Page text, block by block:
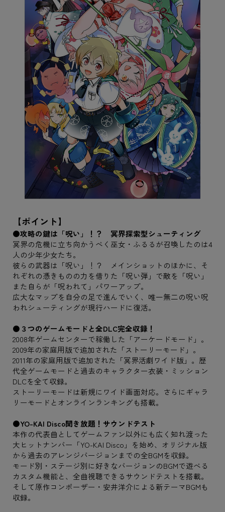
【ポイント】
●攻略の鍵は「呪い」！？ 冥界探索型シューティング
冥界の危機に立ち向かうべく巫女・ふるるが召喚したのは4
人の少年少女たち。
彼らの武器は「呪い」！？ メインショットのほかに、そ
れぞれの憑きものの力を借りた「呪い弾」で敵を「呪い」
また自らが「呪われて」パワーアップ。
広大なマップを自分の足で進んでいく、唯一無二の呪い呪
われシューティングが現行ハードに復活。
●３つのゲームモードと全DLC完全収録！
2008年ゲームセンターで稼働した「アーケードモード」。
2009年の家庭用版で追加された「ストーリーモード」。
2011年の家庭用版で追加された「冥界活劇ワイド版」。歴
代全ゲームモードと過去のキャラクター衣装・ミッション
DLCを全て収録。
ストーリーモードは新規にワイド画面対応。さらにギャラ
リーモードとオンラインランキングも搭載。
●YO-KAI Disco聞き放題！サウンドテスト
本作の代表曲としてゲームファン以外にも広く知れ渡った
大ヒットナンバー「YO-KAI Disco」を始め、オリジナル版
から過去のアレンジバージョンまでの全BGMを収録。
モード別・ステージ別に好きなバージョンのBGMで遊べる
カスタム機能と、全曲視聴できるサウンドテストを搭載。
そして原作コンポーザー・安井洋介による新テーマBGMも
収録。